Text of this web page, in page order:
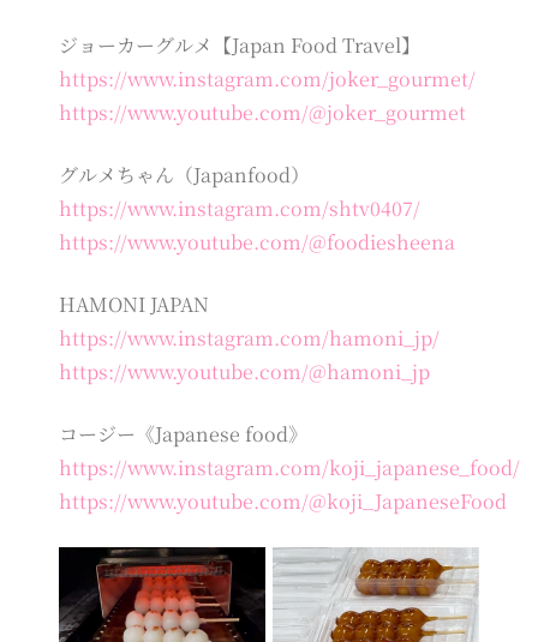
ジョーカーグルメ【Japan Food Travel】
https://www.instagram.com/joker_gourmet/
https://www.youtube.com/@joker_gourmet
グルメちゃん（Japanfood）
https://www.instagram.com/shtv0407/
https://www.youtube.com/@foodiesheena
HAMONI JAPAN
https://www.instagram.com/hamoni_jp/
https://www.youtube.com/@hamoni_jp
コージー《Japanese food》
https://www.instagram.com/koji_japanese_food/
https://www.youtube.com/@koji_JapaneseFood